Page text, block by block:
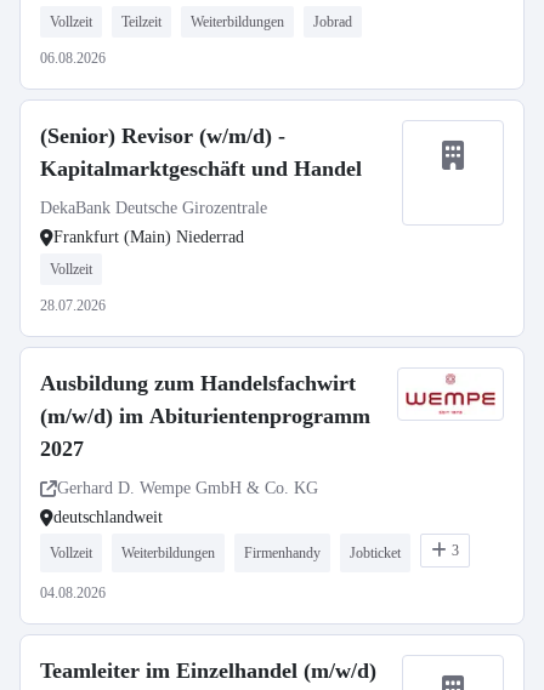
Vollzeit Teilzeit Weiterbildungen Jobrad
06.08.2026
(Senior) Revisor (w/m/d) -
Kapitalmarktgeschäft und Handel
DekaBank Deutsche Girozentrale
Frankfurt (Main) Niederrad
Vollzeit
28.07.2026
Ausbildung zum Handelsfachwirt
(m/w/d) im Abiturientenprogramm
2027
Gerhard D. Wempe GmbH & Co. KG
deutschlandweit
Vollzeit Weiterbildungen Firmenhandy Jobticket 3
04.08.2026
Teamleiter im Einzelhandel (m/w/d)